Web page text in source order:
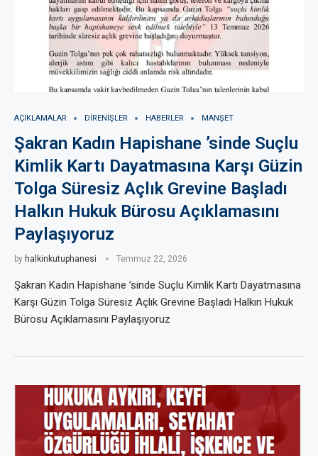
AÇIKLAMALAR DIRENIŞLER HABERLER MANŞET
Şakran Kadın Hapishane ’sinde Suçlu
Kimlik Kartı Dayatmasına Karşı Güzin
Tolga Süresiz Açlık Grevine Başladı
Halkın Hukuk Bürosu Açıklamasını
Paylaşıyoruz
by halkinkutuphanesi Temmuz 22, 2026
Şakran Kadın Hapishane ’sinde Suçlu Kimlik Kartı Dayatmasına
Karşı Güzin Tolga Süresiz Açlık Grevine Başladı Halkın Hukuk
Bürosu Açıklamasını Paylaşıyoruz